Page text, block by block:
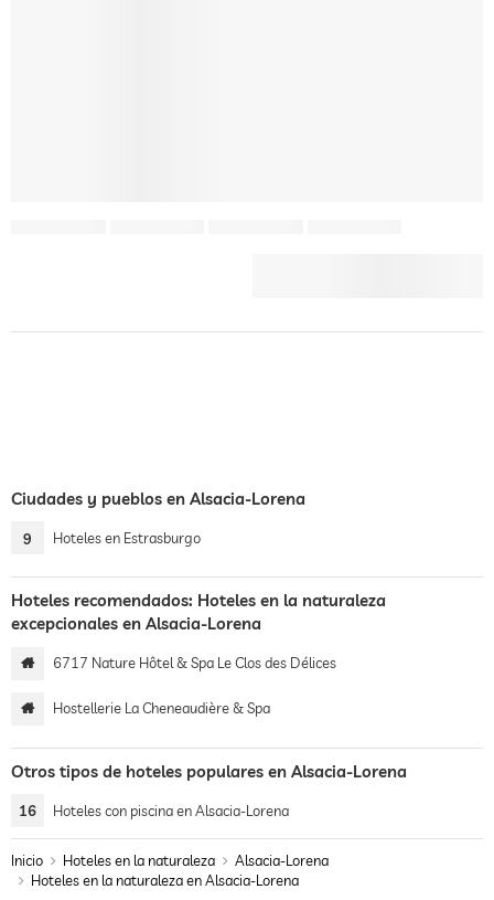
Ciudades y pueblos en Alsacia-Lorena
9 Hoteles en Estrasburgo
Hoteles recomendados: Hoteles en la naturaleza
excepcionales en Alsacia-Lorena
6717 Nature Hôtel & Spa Le Clos des Délices
Hostellerie La Cheneaudière & Spa
Otros tipos de hoteles populares en Alsacia-Lorena
16 Hoteles con piscina en Alsacia-Lorena
Inicio Hoteles en la naturaleza
Alsacia-Lorena
Hoteles en la naturaleza en Alsacia-Lorena